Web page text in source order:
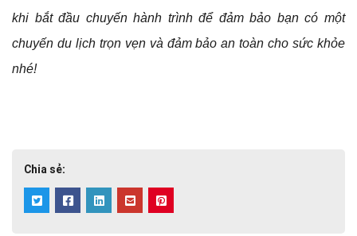
khi bắt đầu chuyến hành trình để đảm bảo bạn có một
chuyến du lịch trọn vẹn và đảm bảo an toàn cho sức khỏe
nhé!
Chia sẻ: